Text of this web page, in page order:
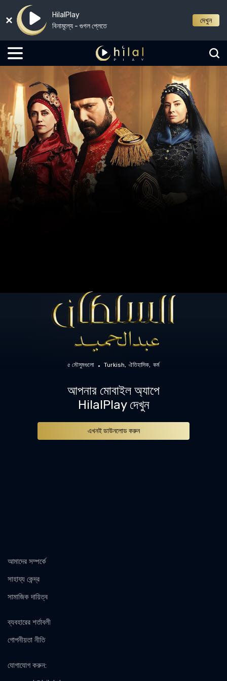
HilalPlay
বিনামূল্যে - গুগল প্লেতে
দেখুন
৫ মৌসুমগুলো Turkish ঐতিহাসিক কর্ম
আপনার মোবাইল অ্যাপে
HilalPlay দেখুন
এখনই ডাউনলোড করুন
আমাদের সম্পর্কে
সাহায্য কেন্দ্র
সামাজিক দায়িত্ব
ব্যবহারের শর্তাবলী
গোপনীয়তা নীতি
যোগাযোগ করুন: